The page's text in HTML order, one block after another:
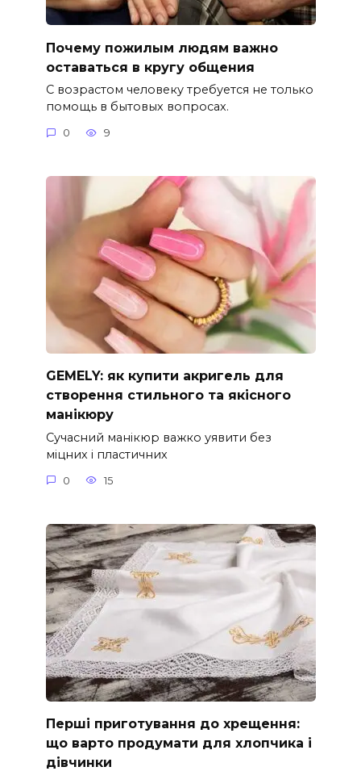
Почему пожилым людям важно
оставаться в кругу общения
С возрастом человеку требуется не только
помощь в бытовых вопросах.
0 9
GEMELY: як купити акригель для
створення стильного та якісного
манікюру
Сучасний манікюр важко уявити без
міцних і пластичних
0 15
Перші приготування до хрещення:
що варто продумати для хлопчика і
дівчинки